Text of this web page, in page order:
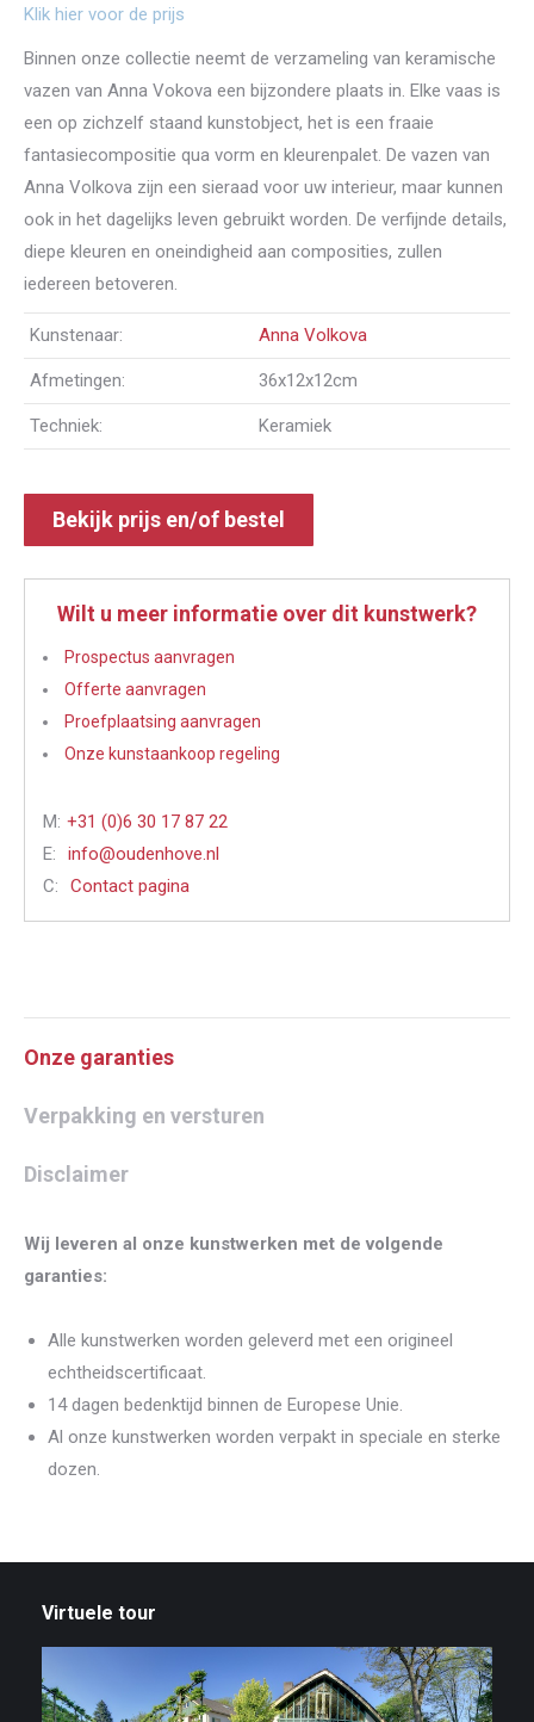
Klik hier voor de prijs
Binnen onze collectie neemt de verzameling van keramische
vazen van Anna Vokova een bijzondere plaats in. Elke vaas is
een op zichzelf staand kunstobject, het is een fraaie
fantasiecompositie qua vorm en kleurenpalet. De vazen van
Anna Volkova zijn een sieraad voor uw interieur, maar kunnen
ook in het dagelijks leven gebruikt worden. De verfijnde details,
diepe kleuren en oneindigheid aan composities, zullen
iedereen betoveren.
Kunstenaar: Anna Volkova
Afmetingen: 36x12x12cm
Techniek: Keramiek
Bekijk prijs en/of bestel
Wilt u meer informatie over dit kunstwerk?
Prospectus aanvragen
Offerte aanvragen
Proefplaatsing aanvragen
Onze kunstaankoop regeling
M: +31 (0)6 30 17 87 22
E:
info@oudenhove.nl
C:
Contact pagina
Onze garanties
Verpakking en versturen
Disclaimer
Wij leveren al onze kunstwerken met de volgende
garanties:
Alle kunstwerken worden geleverd met een origineel
echtheidscertificaat.
14 dagen bedenktijd binnen de Europese Unie.
Al onze kunstwerken worden verpakt in speciale en sterke
dozen.
Virtuele tour